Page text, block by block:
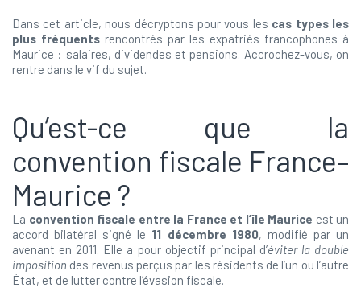
Dans cet article, nous décryptons pour vous les cas types les
plus fréquents rencontrés par les expatriés francophones à
Maurice : salaires, dividendes et pensions. Accrochez-vous, on
rentre dans le vif du sujet.
Qu’est-ce que la
convention fiscale France–
Maurice ?
La convention fiscale entre la France et l’île Maurice est un
accord bilatéral signé le 11 décembre 1980, modifié par un
avenant en 2011. Elle a pour objectif principal d’éviter la double
imposition des revenus perçus par les résidents de l’un ou l’autre
État, et de lutter contre l’évasion fiscale.